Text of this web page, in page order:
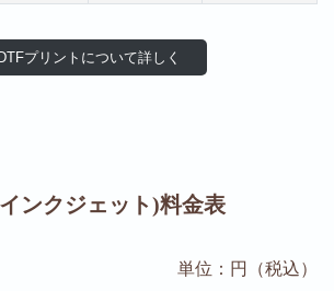
DTFプリントについて詳しく
ンクジェット)料金表
単位：円（税込）